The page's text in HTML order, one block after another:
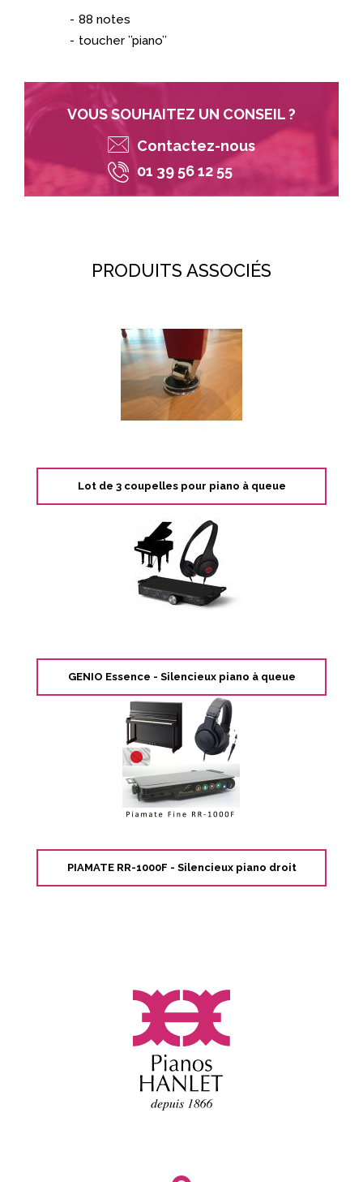
88 notes
toucher ’’piano’’
VOUS SOUHAITEZ UN CONSEIL ?
Contactez-nous
01 39 56 12 55
PRODUITS ASSOCIÉS
Lot de 3 coupelles pour piano à queue
GENIO Essence - Silencieux piano à queue
PIAMATE RR-1000F - Silencieux piano droit